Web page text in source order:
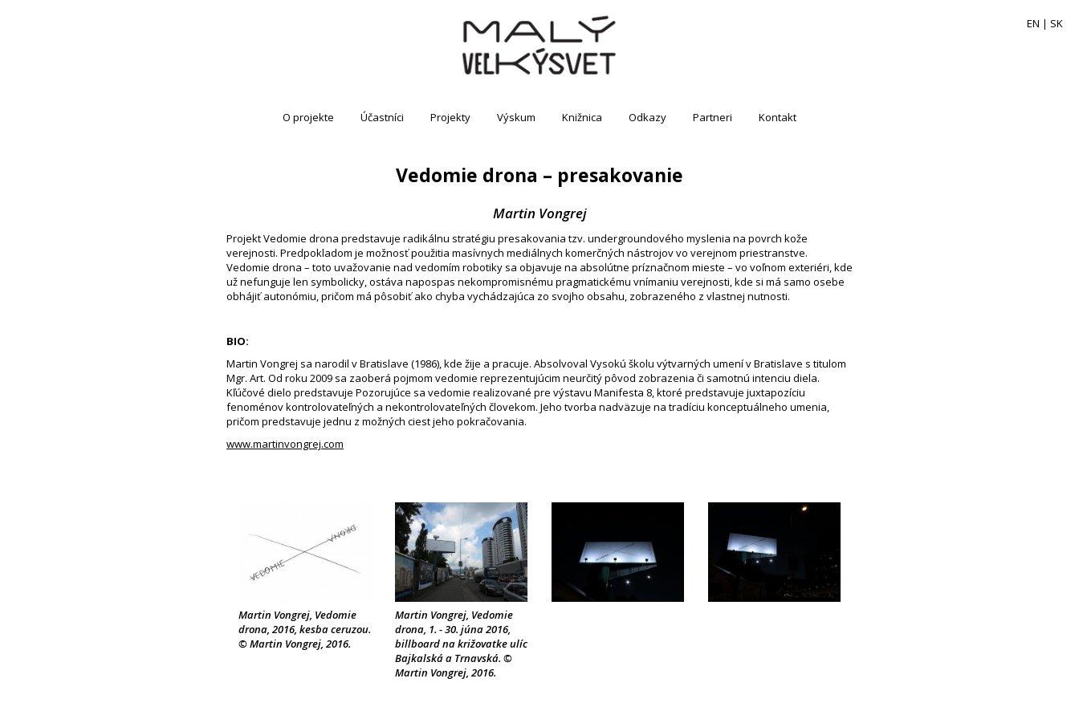
O projekte Účastníci Projekty Výskum Knižnica Odkazy Partneri Kontakt
EN | SK
Vedomie drona – presakovanie
Martin Vongrej
Projekt Vedomie drona predstavuje radikálnu stratégiu presakovania tzv. undergroundového myslenia na povrch kože
verejnosti. Predpokladom je možnosť použitia masívnych mediálnych komerčných nástrojov vo verejnom priestranstve.
Vedomie drona – toto uvažovanie nad vedomím robotiky sa objavuje na absolútne príznačnom mieste – vo voľnom exteriéri, kde
už nefunguje len symbolicky, ostáva napospas nekompromisnému pragmatickému vnímaniu verejnosti, kde si má samo osebe
obhájiť autonómiu, pričom má pôsobiť ako chyba vychádzajúca zo svojho obsahu, zobrazeného z vlastnej nutnosti.
BIO:
Martin Vongrej sa narodil v Bratislave (1986), kde žije a pracuje. Absolvoval Vysokú školu výtvarných umení v Bratislave s titulom
Mgr. Art. Od roku 2009 sa zaoberá pojmom vedomie reprezentujúcim neurčitý pôvod zobrazenia či samotnú intenciu diela.
Kľúčové dielo predstavuje Pozorujúce sa vedomie realizované pre výstavu Manifesta 8, ktoré predstavuje juxtapozíciu
fenoménov kontrolovateľných a nekontrolovateľných človekom. Jeho tvorba nadväzuje na tradíciu konceptuálneho umenia,
pričom predstavuje jednu z možných ciest jeho pokračovania.
www.martinvongrej.com
Martin Vongrej, Vedomie
drona, 2016, kesba ceruzou.
© Martin Vongrej, 2016.
Martin Vongrej, Vedomie
drona, 1. - 30. júna 2016,
billboard na križovatke ulíc
Bajkalská a Trnavská. ©
Martin Vongrej, 2016.